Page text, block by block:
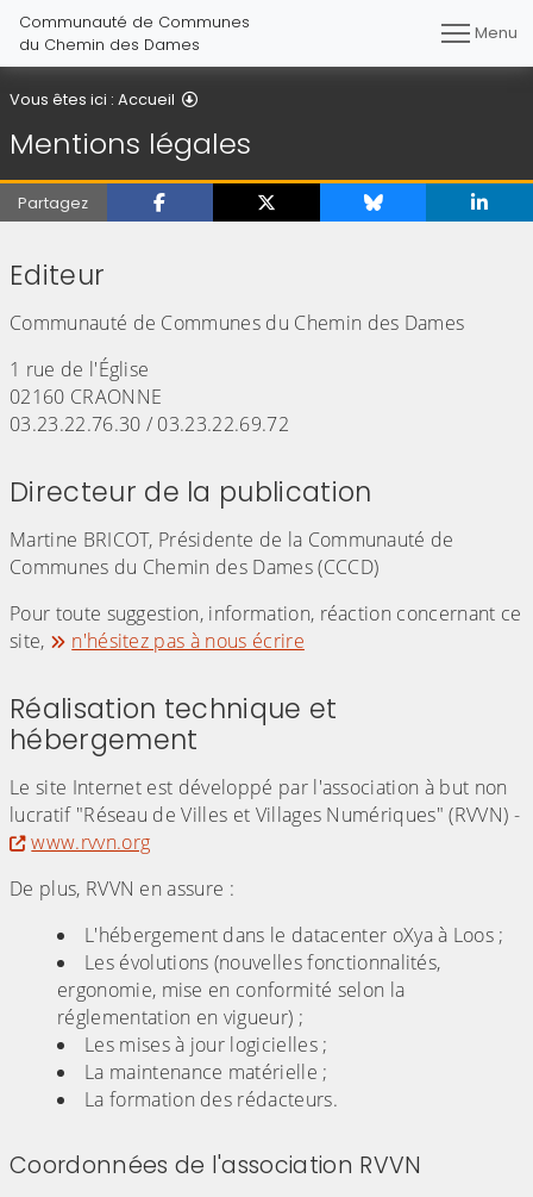
Communauté de Communes
du Chemin des Dames
Menu
Vous êtes ici : Accueil
Mentions légales
Partagez
Editeur
Communauté de Communes du Chemin des Dames
1 rue de l'Église
02160 CRAONNE
03.23.22.76.30 / 03.23.22.69.72
Directeur de la publication
Martine BRICOT, Présidente de la Communauté de
Communes du Chemin des Dames (CCCD)
Pour toute suggestion, information, réaction concernant ce
site,
n'hésitez pas à nous écrire
Réalisation technique et
hébergement
Le site Internet est développé par l'association à but non
lucratif "Réseau de Villes et Villages Numériques" (RVVN) -
www.rvvn.org
De plus, RVVN en assure :
L'hébergement dans le datacenter oXya à Loos ;
Les évolutions (nouvelles fonctionnalités,
ergonomie, mise en conformité selon la
réglementation en vigueur) ;
Les mises à jour logicielles ;
La maintenance matérielle ;
La formation des rédacteurs.
Coordonnées de l'association RVVN